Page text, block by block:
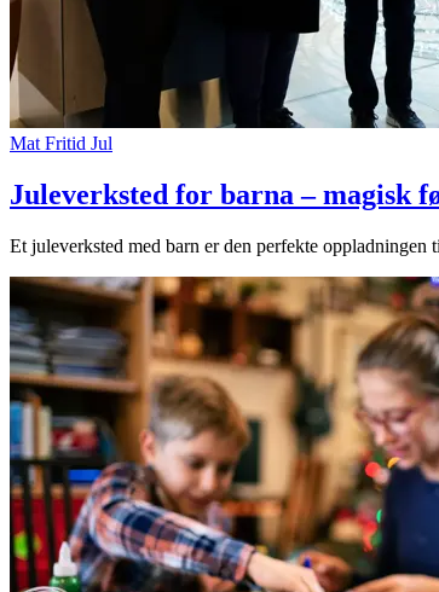
Praktisk informasjon
Ledige stillinger
Magasin
Gavekort
Finn frem
Mat Fritid Jul
Juleverksted for barna – magisk
Et juleverksted med barn er den perfekte